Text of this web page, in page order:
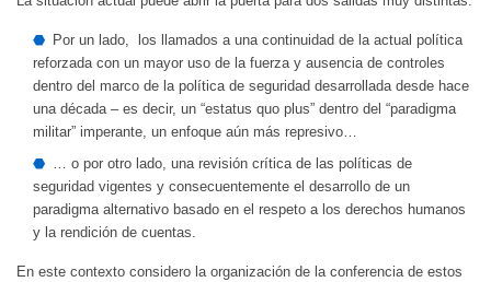
Por un lado, los llamados a una continuidad de la actual política
reforzada con un mayor uso de la fuerza y ausencia de controles
dentro del marco de la política de seguridad desarrollada desde hace
una década – es decir, un “estatus quo plus” dentro del “paradigma
militar” imperante, un enfoque aún más represivo…
… o por otro lado, una revisión crítica de las políticas de
seguridad vigentes y consecuentemente el desarrollo de un
paradigma alternativo basado en el respeto a los derechos humanos
y la rendición de cuentas.
En este contexto considero la organización de la conferencia de estos